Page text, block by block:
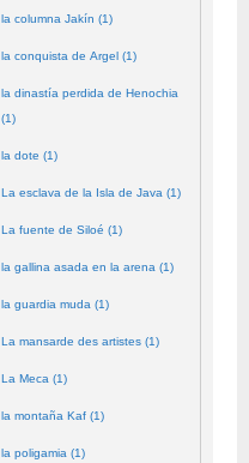
la columna Jakín (1)
la conquista de Argel (1)
la dinastía perdida de Henochia
(1)
la dote (1)
La esclava de la Isla de Java (1)
La fuente de Siloé (1)
la gallina asada en la arena (1)
la guardia muda (1)
La mansarde des artistes (1)
La Meca (1)
la montaña Kaf (1)
la poligamia (1)